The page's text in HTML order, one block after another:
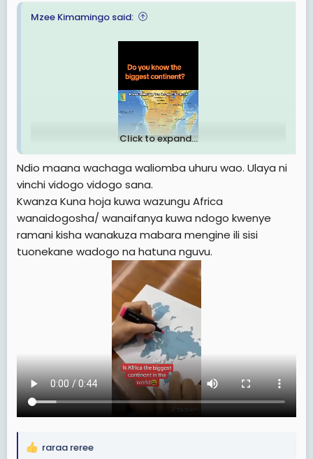
Mzee Kimamingo said:
Tanzania haiwezi kuwa applied...Sasa Mfano Nchi nzima
iwe Wazaramo tu kuna kazi apo Ndugu.
Click to expand...
Ndio maana wachaga waliomba uhuru wao. Ulaya ni
vinchi vidogo vidogo sana.
Kwanza Kuna hoja kuwa wazungu Africa
wanaidogosha/ wanaifanya kuwa ndogo kwenye
ramani kisha wanakuza mabara mengine ili sisi
tuonekane wadogo na hatuna nguvu.
R raraa reree